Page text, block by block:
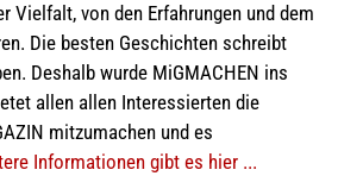
Vielfalt, von den Erfahrungen und dem
Die besten Geschichten schreibt
Deshalb wurde MiGMACHEN ins
allen allen Interessierten die
mitzumachen und es
Informationen gibt es hier ...